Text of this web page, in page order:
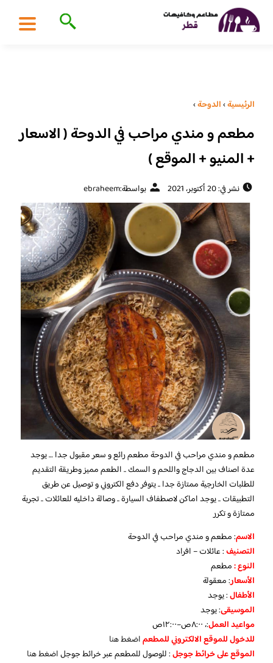
الرئيسية›الدوحة›
مطعم و مندي مراحب في الدوحة ( الاسعار
+ المنيو + الموقع )
نشر في: 20 أكتوبر، 2021 بواسطة:ebraheem
مطعم و مندي مراحب في الدوحة مطعم رائع و سعر مقبول جدا … يوجد
عدة اصناف بين الدجاج واللحم و السمك .. الطعم مميز وطريقة التقديم
للطلبات الخارجية ممتازة جدا .. يتوفر دفع الكتروني و توصيل عن طريق
التطبيقات .. يوجد اماكن لاصطفاف السيارة .. وصالة داخليه للعائلات .. تجربة
ممتازة و تكرر
الاسم: مطعم و مندي مراحب في الدوحة
التصنيف: عائلات – افراد
النوع :مطعم
الأسعار:معقولة
الأطفال:يوجد
الموسيقى:يوجد
مواعيد العمل:، ٨:٠٠ص–١٢:٠٠ص
للدخول للموقع الالكتروني للمطعماضغط هنا
الموقع على خرائط جوجل: للوصول للمطعم عبر خرائط جوجلاضغط هنا